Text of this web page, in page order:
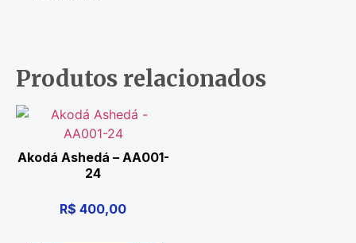
Produtos relacionados
Akodá Ashedá – AA001-
24
R$ 400,00